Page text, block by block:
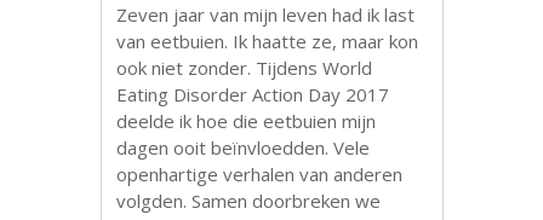
Zeven jaar van mijn leven had ik last
van eetbuien. Ik haatte ze, maar kon
ook niet zonder. Tijdens World
Eating Disorder Action Day 2017
deelde ik hoe die eetbuien mijn
dagen ooit beïnvloedden. Vele
openhartige verhalen van anderen
volgden. Samen doorbreken we